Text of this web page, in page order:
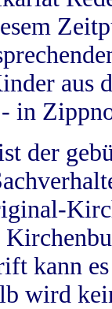
aus
in
der
kann
wird